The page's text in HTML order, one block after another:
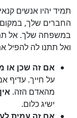
תמיד יהיו אנשים
החברים שלך,
במשפחה שלך. אל
ואל תתנו לה להפיל
אם זה שכן או
על חייך. עדיף
מהאדם הזה.
ישיג כלום.